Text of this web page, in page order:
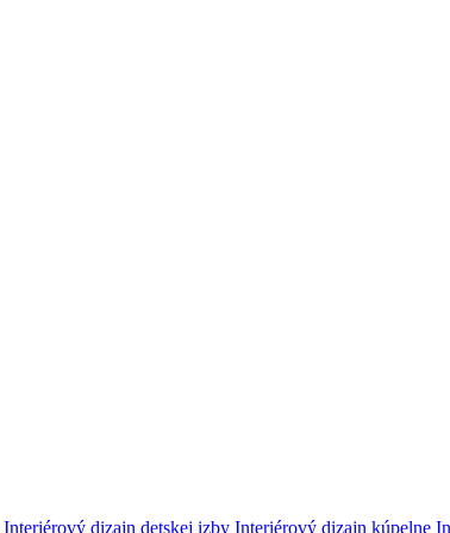
Interiérový dizajn detskej izby Interiérový dizajn kúpelne